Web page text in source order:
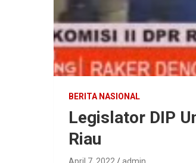
BERITA NASIONAL
Legislator DIP
Riau